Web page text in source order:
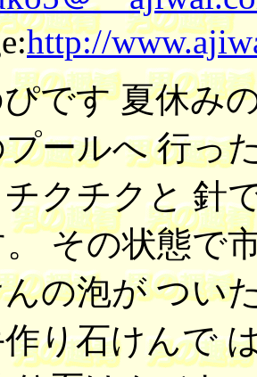
http://
です 夏休み
ールへ 行っ
クチクと 針
その状態で
の泡が つい
り石けんで